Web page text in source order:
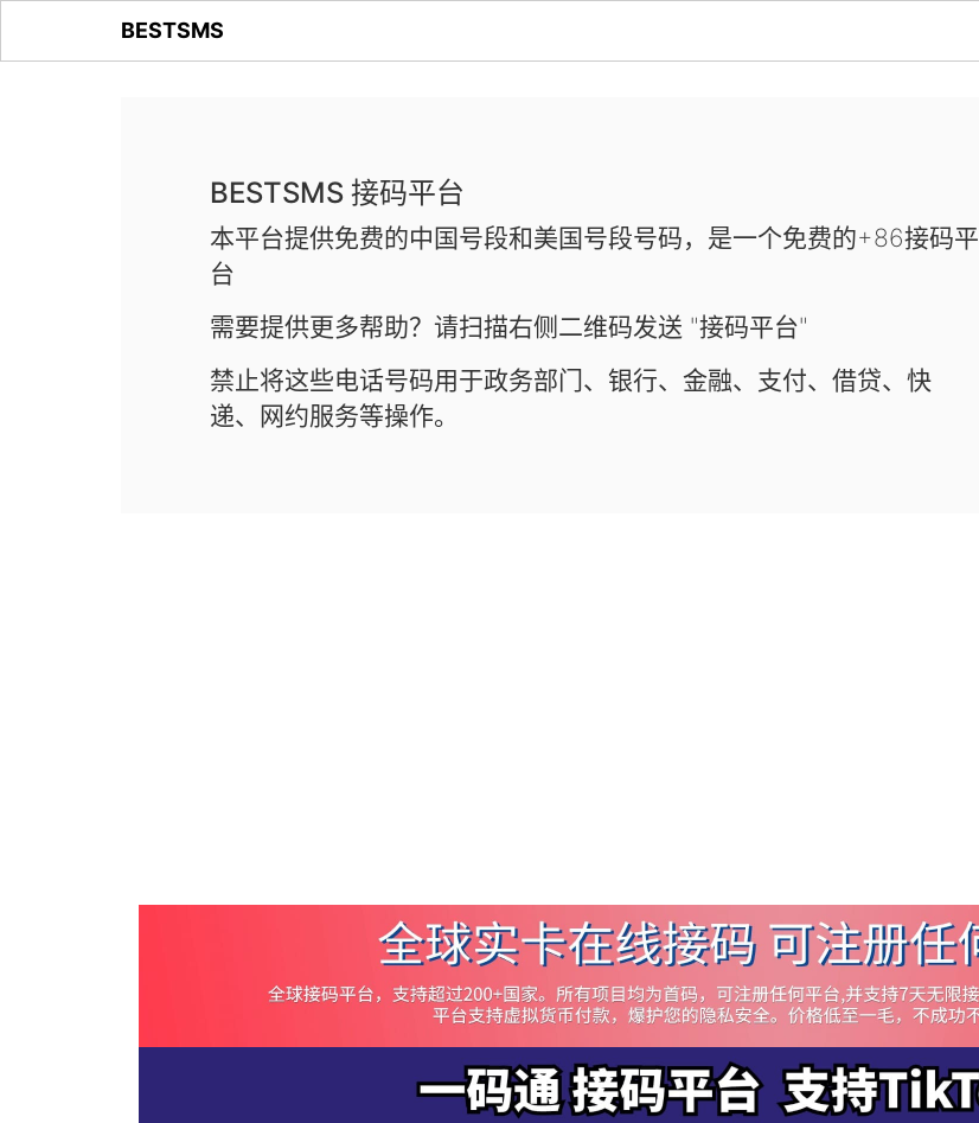
BESTSMS
BESTSMS 接码平台
本平台提供免费的中国号段和美国号段号码，是一个免费的+86接码平
台
需要提供更多帮助？请扫描右侧二维码发送 "接码平台"
禁止将这些电话号码用于政务部门、银行、金融、支付、借贷、快
递、网约服务等操作。